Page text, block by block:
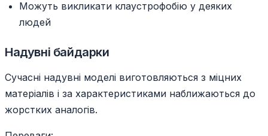
Можуть викликати клаустрофобію у деяких
людей
Надувні байдарки
Сучасні надувні моделі виготовляються з міцних
матеріалів і за характеристиками наближаються до
жорстких аналогів.